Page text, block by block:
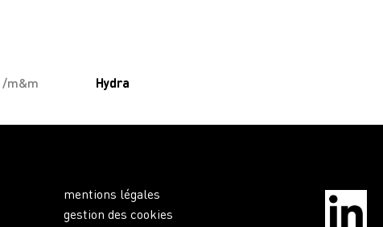
/m&m Hydra
mentions légales
gestion des cookies